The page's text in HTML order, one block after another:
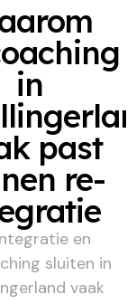
in
past
re-
en
sluiten in
vaak